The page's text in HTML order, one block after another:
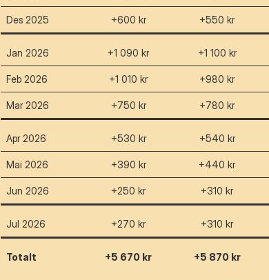
Des 2025 +600 kr +550 kr
Jan 2026 +1 090 kr +1 100 kr
Feb 2026 +1 010 kr +980 kr
Mar 2026 +750 kr +780 kr
Apr 2026 +530 kr +540 kr
Mai 2026 +390 kr +440 kr
Jun 2026 +250 kr +310 kr
Jul 2026 +270 kr +310 kr
Totalt +5 670 kr +5 870 kr